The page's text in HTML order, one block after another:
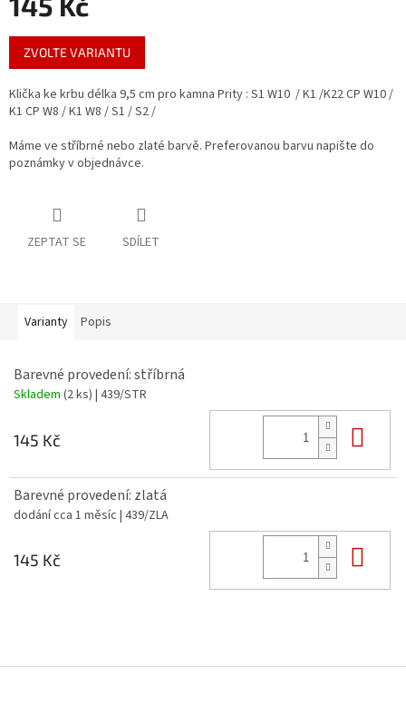
Měrná
cena:
ZVOLTE VARIANTU
Klička ke krbu délka 9,5 cm pro kamna Prity : S1 W10 / K1 /K22 CP W10 /
K1 CP W8 / K1 W8 / S1 / S2 /
Máme ve stříbrné nebo zlaté barvě. Preferovanou barvu napište do
poznámky v objednávce.
ZEPTAT SE SDÍLET
Varianty Popis
Barevné provedení: stříbrná
Skladem (2 ks) | 439/STR
145 Kč
Barevné provedení: zlatá
dodání cca 1 měsíc | 439/ZLA
145 Kč